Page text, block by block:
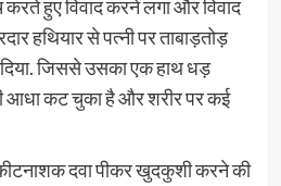
हुए विवाद करने लगा और विवाद
हथियार से पत्नी पर ताबाड़तोड़
जिससे उसका एक हाथ धड़
आधा कट चुका है और शरीर पर कई
दवा पीकर खुदकुशी करने की